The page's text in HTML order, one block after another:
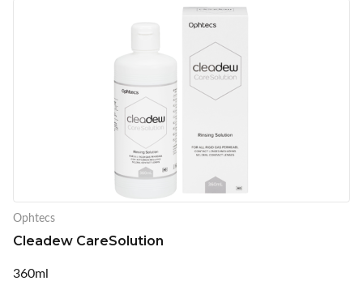
Ophtecs
Cleadew CareSolution
360ml